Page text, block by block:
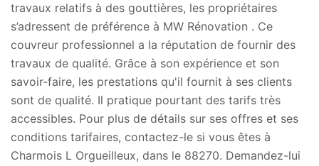
travaux relatifs à des gouttières, les propriétaires
s’adressent de préférence à MW Rénovation . Ce
couvreur professionnel a la réputation de fournir des
travaux de qualité. Grâce à son expérience et son
savoir-faire, les prestations qu'il fournit à ses clients
sont de qualité. Il pratique pourtant des tarifs très
accessibles. Pour plus de détails sur ses offres et ses
conditions tarifaires, contactez-le si vous êtes à
Charmois L Orgueilleux, dans le 88270. Demandez-lui